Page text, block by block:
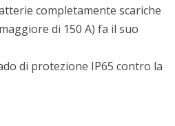
completamente scariche
di 150 A) fa il suo
di protezione IP65 contro la